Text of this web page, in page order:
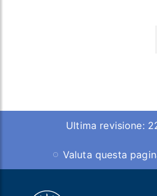
Ultima revisione:
Valuta questa